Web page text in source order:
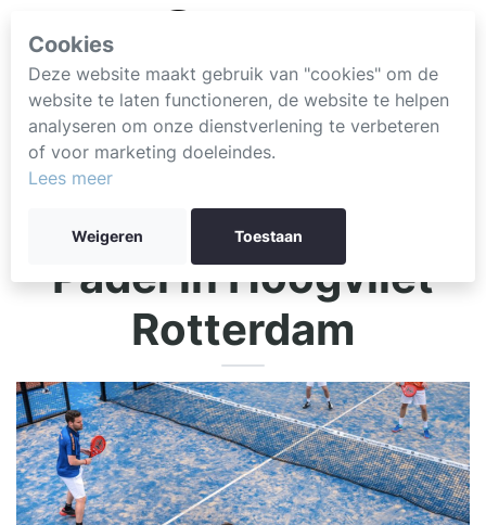
Cookies
Deze website maakt gebruik van "cookies" om de
website te laten functioneren, de website te helpen
analyseren om onze dienstverlening te verbeteren
of voor marketing doeleindes.
Lees meer
Weigeren Toestaan
Padel in Hoogvliet
Rotterdam